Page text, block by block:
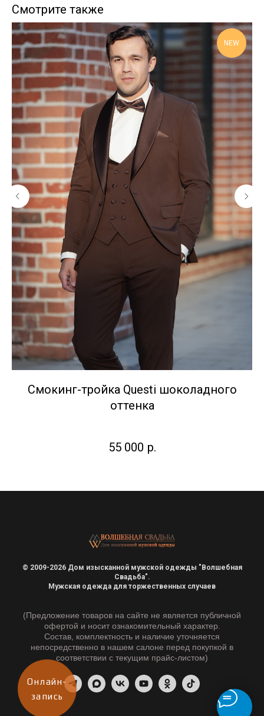
Смотрите также
NEW
Смокинг-тройка Questi шоколадного
оттенка
55 000 р.
© 2009-2026 Дом изысканной мужской одежды "Волшебная
Свадьба".
Мужская одежда для торжественных случаев
(Предложение товаров на сайте не является публичной
офертой и носит ознакомительный характер.
Состав, комплектность и наличие уточняется
непосредственно в нашем салоне перед покупкой в
соответствии с текущим прайс-листом)
Онлайн-
запись